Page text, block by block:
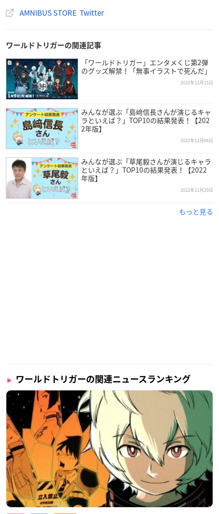
整理券配布場所：MAGNET by SHIBUYA109 ハチ公側入り口前
AMNIBUS STORE Twitter
ワールドトリガーの関連記事
「ワールドトリガー」エンタメくじ第2弾
のグッズ解禁！「無事イラストで死んだ」
2022年12月15日
みんなが選ぶ「島﨑信長さんが演じるキャ
ラといえば？」TOP10の結果発表！【202
2年版】
2022年12月06日
みんなが選ぶ「草尾毅さんが演じるキャラ
といえば？」TOP10の結果発表！【2022
年版】
2022年11月20日
もっと見る
ワールドトリガーの関連ニュースランキング